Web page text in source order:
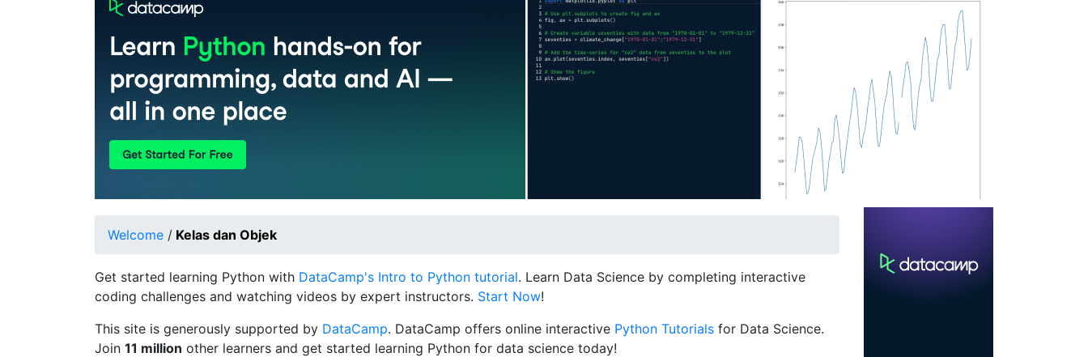
Welcome / Kelas dan Objek
Get started learning Python with DataCamp's Intro to Python tutorial. Learn Data Science by completing interactive
coding challenges and watching videos by expert instructors. Start Now!
This site is generously supported by DataCamp. DataCamp offers online interactive Python Tutorials for Data Science.
Join 11 million other learners and get started learning Python for data science today!